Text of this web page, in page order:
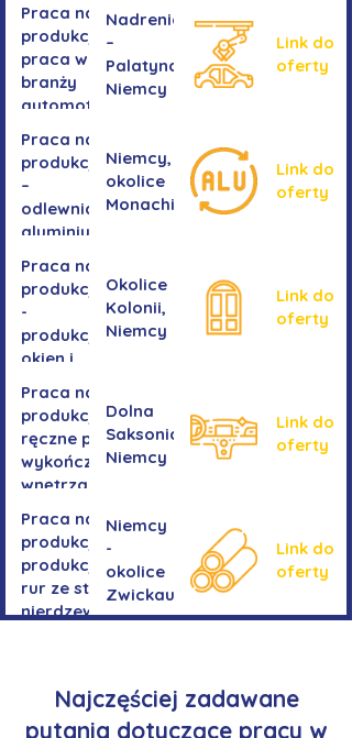
Praca na
produkcji -
praca w
branży
automotive
Nadrenia
–
Palatynat,
Niemcy
Link do
oferty
Praca na
produkcji
–
odlewnia
aluminium
Niemcy,
okolice
Monachium
Link do
oferty
Praca na
produkcji
-
produkcja
okien i
Okolice
Kolonii,
Niemcy
Link do
oferty
Praca na
produkcji -
ręczne prace
wykończeniowe
wnętrza aut
Dolna
Saksonia,
Niemcy
Link do
oferty
Praca na
produkcji-
produkcja
rur ze stali
nierdzewnej
Niemcy
-
okolice
Zwickau
Link do
oferty
Najczęściej zadawane
pytania dotyczące pracy w